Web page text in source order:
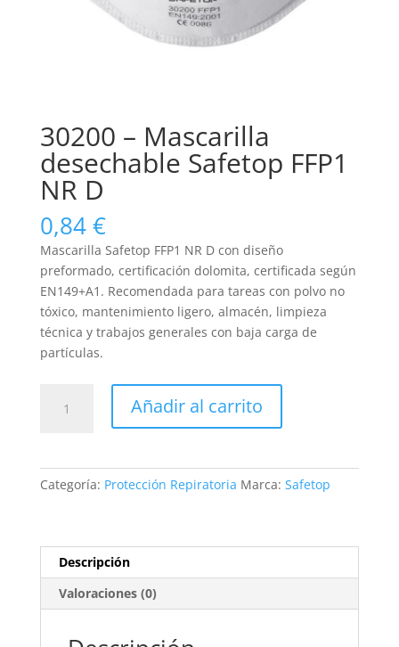
30200 – Mascarilla
desechable Safetop FFP1
NR D
0,84€
Mascarilla Safetop FFP1 NR D con diseño
preformado, certificación dolomita, certificada según
EN149+A1. Recomendada para tareas con polvo no
tóxico, mantenimiento ligero, almacén, limpieza
técnica y trabajos generales con baja carga de
partículas.
cantidad
Añadir al carrito
Categoría: Protección Repiratoria Marca: Safetop
Descripción
Valoraciones (0)